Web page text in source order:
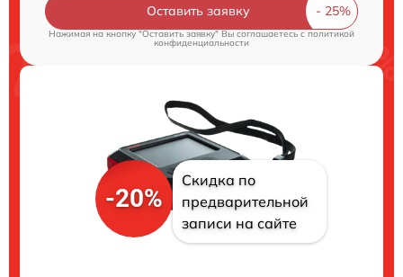
Оставить заявку
Нажимая на кнопку "Оставить заявку" Вы соглашаетесь cполитикой
конфиденциальности
-20%
Скидка по
предварительной
записи на сайте